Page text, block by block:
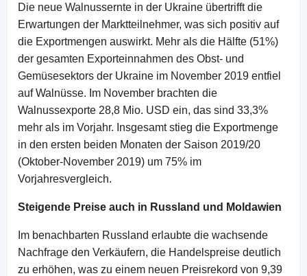
Die neue Walnussernte in der Ukraine übertrifft die
Erwartungen der Marktteilnehmer, was sich positiv auf
die Exportmengen auswirkt. Mehr als die Hälfte (51%)
der gesamten Exporteinnahmen des Obst- und
Gemüsesektors der Ukraine im November 2019 entfiel
auf Walnüsse. Im November brachten die
Walnussexporte 28,8 Mio. USD ein, das sind 33,3%
mehr als im Vorjahr. Insgesamt stieg die Exportmenge
in den ersten beiden Monaten der Saison 2019/20
(Oktober-November 2019) um 75% im
Vorjahresvergleich.
Steigende Preise auch in Russland und Moldawien
Im benachbarten Russland erlaubte die wachsende
Nachfrage den Verkäufern, die Handelspreise deutlich
zu erhöhen, was zu einem neuen Preisrekord von 9,39